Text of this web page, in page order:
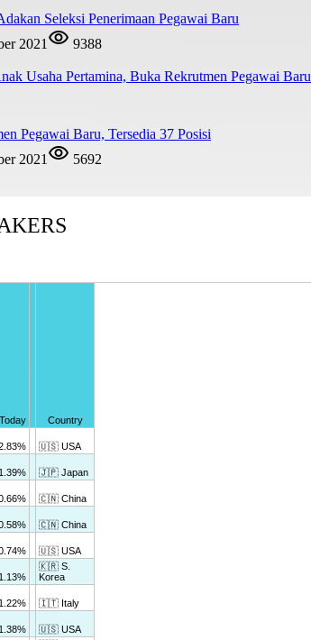
Seleksi Penerimaan Pegawai Baru
2021
9388
Usaha Pertamina, Buka Rekrutmen Pegawai Baru
Pegawai Baru, Tersedia 37 Posisi
2021 5692